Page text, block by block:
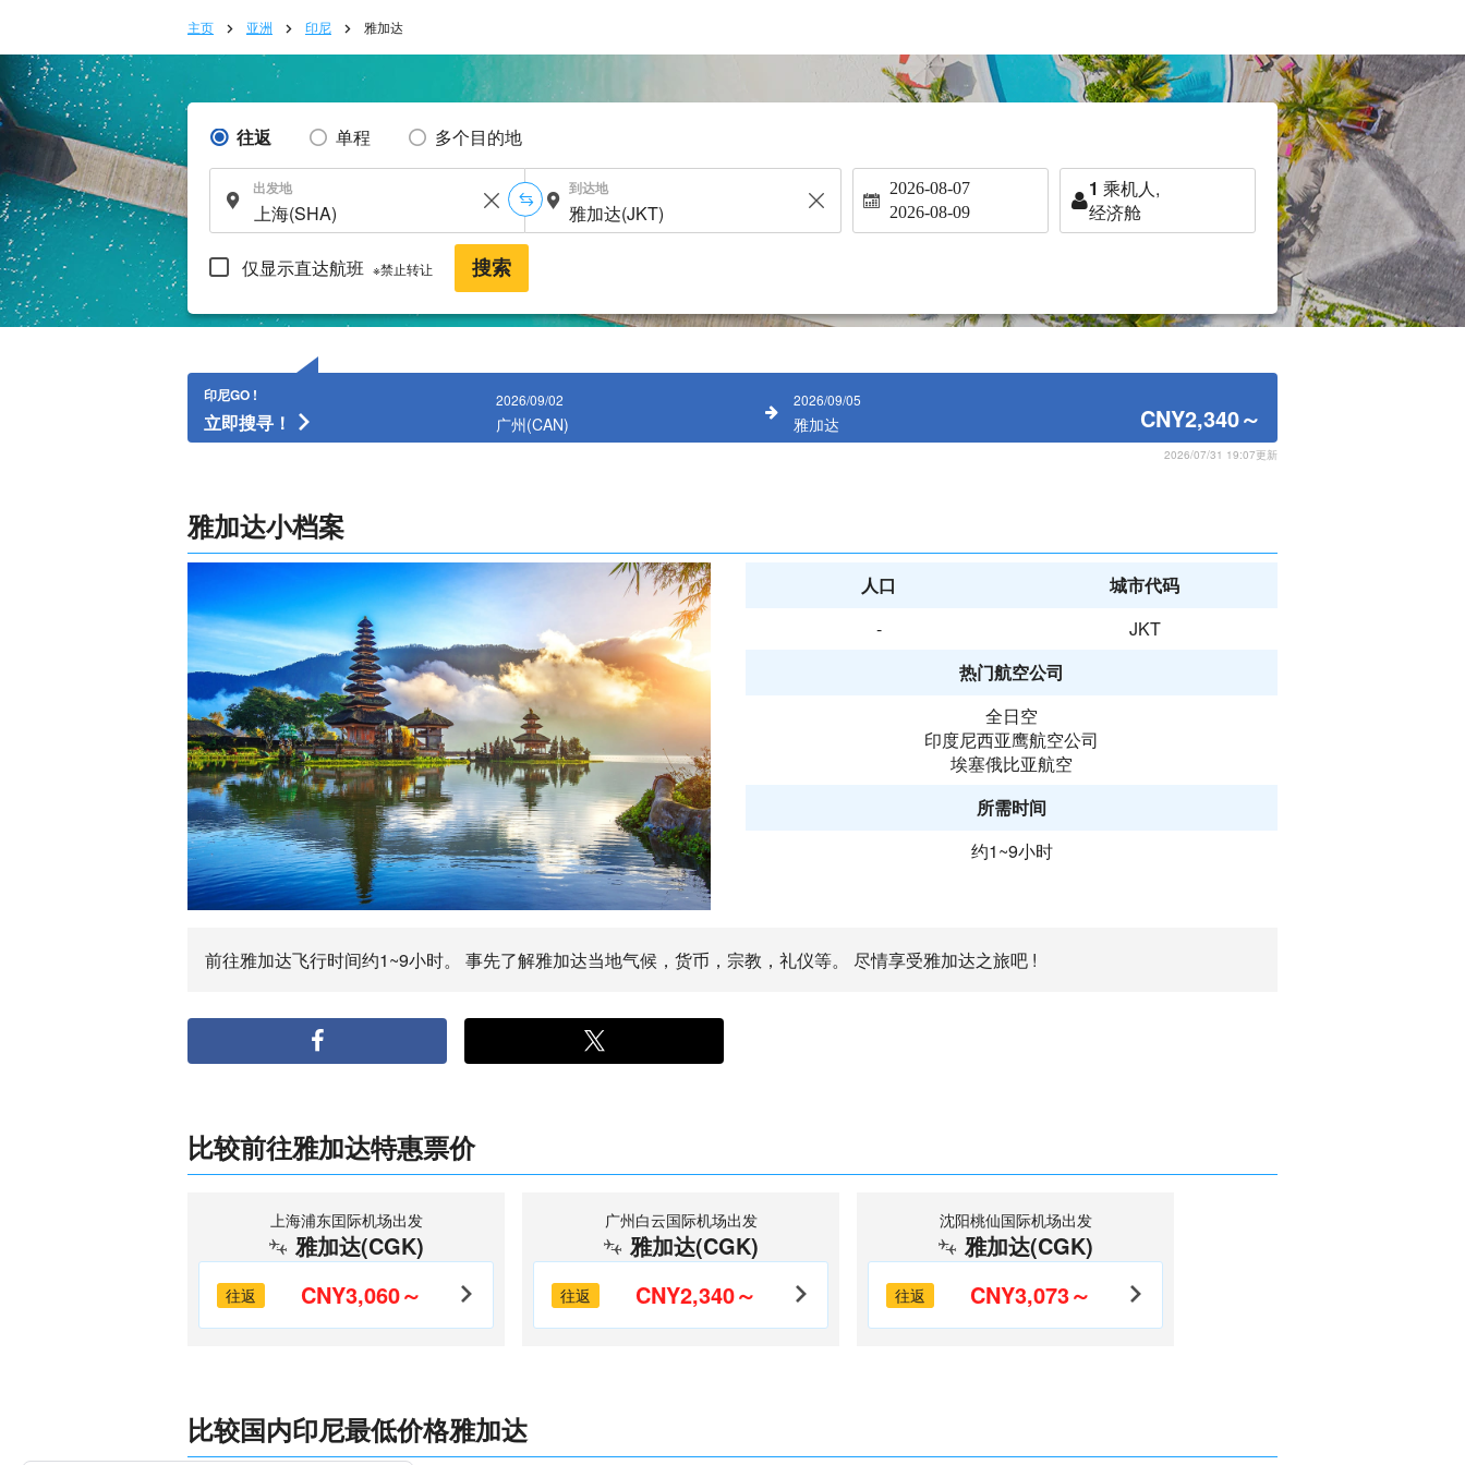
主页 亚洲 印尼 雅加达
往返 单程 多个目的地
出发地 到达地 2026-08-07
2026-08-09
1 乘机人,
经济舱
仅显示直达航班 ※禁止转让 搜索
印尼GO !
立即搜寻！
2026/09/02
广州(CAN)
2026/09/05
雅加达 CNY2,340～
2026/07/31 19:07更新
雅加达小档案
人口
城市代码
-
JKT
热门航空公司
全日空
印度尼西亚鹰航空公司
埃塞俄比亚航空
所需时间
约1~9小时
前往雅加达飞行时间约1~9小时。 事先了解雅加达当地气候，货币，宗教，礼仪等。 尽情享受雅加达之旅吧 !
比较前往雅加达特惠票价
上海浦东囯际机场出发
雅加达(CGK)
往返 CNY3,060～
广州白云国际机场出发
雅加达(CGK)
往返 CNY2,340～
沈阳桃仙国际机场出发
雅加达(CGK)
往返 CNY3,073～
比较国内印尼最低价格雅加达